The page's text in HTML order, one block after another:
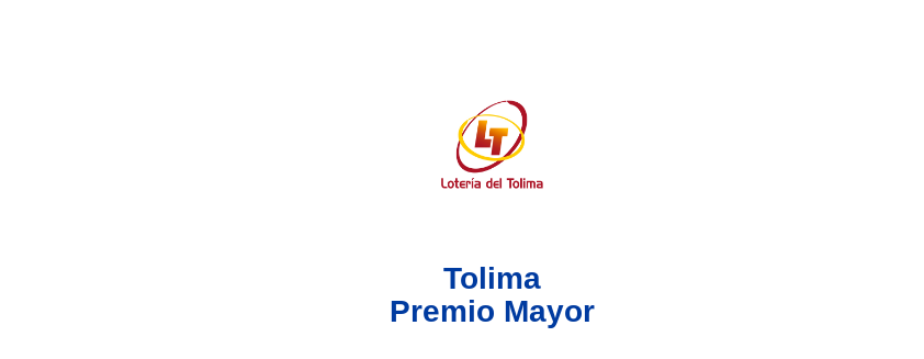
Tolima
Premio Mayor